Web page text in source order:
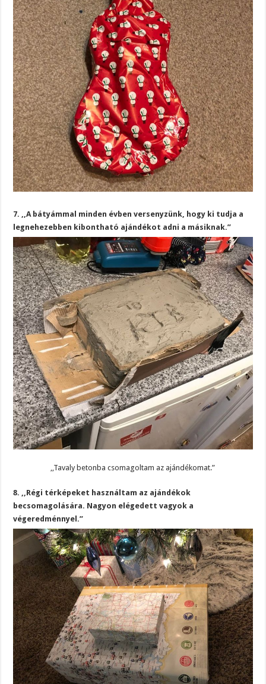
7. ,,A bátyámmal minden évben versenyzünk, hogy ki tudja a
legnehezebben kibontható ajándékot adni a másiknak.”
,,Tavaly betonba csomagoltam az ajándékomat.”
8. ,,Régi térképeket használtam az ajándékok
becsomagolására. Nagyon elégedett vagyok a
végeredménnyel.”